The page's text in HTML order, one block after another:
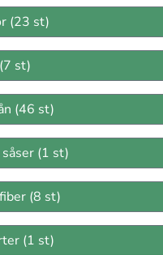
(23 st)
st)
(46 st)
(1 st)
(8 st)
(1 st)